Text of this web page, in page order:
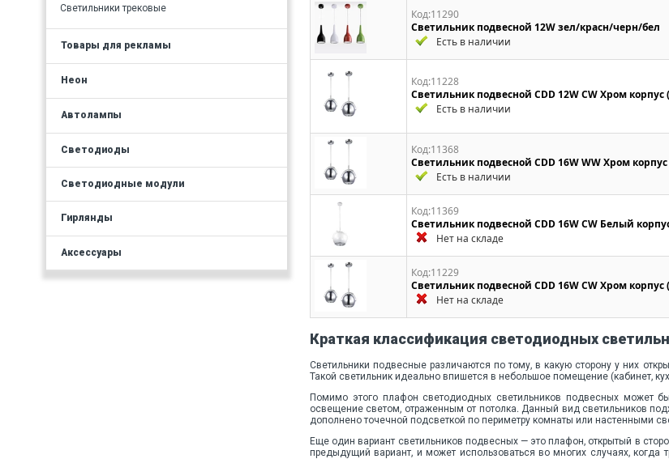
Светильники трековые
Товары для рекламы
Неон
Автолампы
Светодиоды
Светодиодные модули
Гирлянды
Аксессуары
Код:11290
Светильник подвесной 12W зел/красн/черн/бел
Есть в наличии
Код:11228
Светильник подвесной CDD 12W CW Хром
Есть в наличии
Код:11368
Светильник подвесной CDD 16W WW Хром
Есть в наличии
Код:11369
Светильник подвесной CDD 16W CW Белый
Нет на складе
Код:11229
Светильник подвесной CDD 16W CW Хром
Нет на складе
Краткая классификация светодиодных
Светильники подвесные различаются по тому, в какую сторону у них
Такой светильник идеально впишется в небольшое помещение (кабинет,
Помимо этого плафон светодиодных светильников подвесных может
освещение светом, отраженным от потолка. Данный вид светильников
дополнено точечной подсветкой по периметру комнаты или настенными
Еще один вариант светильников подвесных — это плафон, открытый в
предыдущий вариант, и может использоваться во многих случаях, когда